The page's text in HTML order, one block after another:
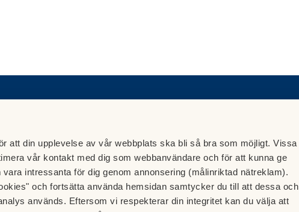
att din upplevelse av vår webbplats ska bli så bra som möjligt. Vissa
vår kontakt med dig som webbanvändare och för att kunna ge
intressanta för dig genom annonsering (målinriktad nätreklam).
och fortsätta använda hemsidan samtycker du till att dessa och
används. Eftersom vi respekterar din integritet kan du välja att
och förvaltning
AB
i entréerna
Besök HSB.se
Läs mer om cookies här
Cookieinställningar
Redigera hemsida